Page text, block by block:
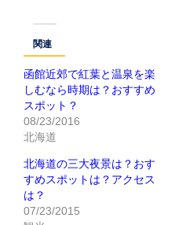
関連
函館近郊で紅葉と温泉を楽
しむなら時期は？おすすめ
スポット？
08/23/2016
北海道
北海道の三大夜景は？おす
すめスポットは？アクセス
は？
07/23/2015